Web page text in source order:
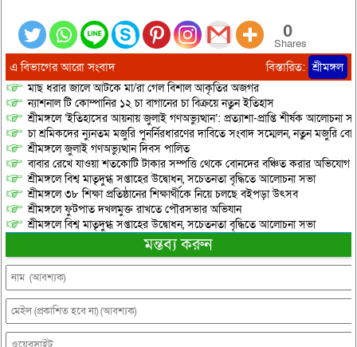
0
Shares
এ বিভাগের আরো সংবাদ বিস্তারিত: শ্রীমঙ্গল
মাছ ধরার জালে আটকে মা/রা গেল বিশাল আকৃতির অজগর
ন্যাশনাল টি কোম্পানির ১২ চা বাগানের চা বিক্রয়ে নতুন ইতিহাস
শ্রীমঙ্গলে ‘ইতিহাসের আয়নায় জুলাই গণঅভ্যুত্থান’: প্রত্যাশা-প্রাপ্তি শীর্ষক আলোচনা
চা শ্রমিকদের ন্যুনতম মজুরি পুনর্নিরধারণের দাবিতে সংবাদ সম্মেলন, নতুন মজুরি
শ্রীমঙ্গলে জুলাই গণঅভ্যুত্থান দিবস পালিত
বাবার রেখে যাওয়া শতকোটি টাকার সম্পত্তি থেকে বোনদের বঞ্চিত করার অভিযোগ
শ্রীমঙ্গলে বিশ্ব মাতৃদুগ্ধ সপ্তাহের উদ্বোধন, সচেতনতা বৃদ্ধিতে আলোচনা সভা
শ্রীমঙ্গলে ৩৮ শিক্ষা প্রতিষ্ঠানের শিক্ষার্থীকে নিয়ে চলছে বইপড়া উৎসব
শ্রীমঙ্গলে ফুটপাত দখলমুক্ত রাখতে পৌরসভার অভিযান
শ্রীমঙ্গলে বিশ্ব মাতৃদুগ্ধ সপ্তাহের উদ্বোধন, সচেতনতা বৃদ্ধিতে আলোচনা সভা
মন্তব্য করুন